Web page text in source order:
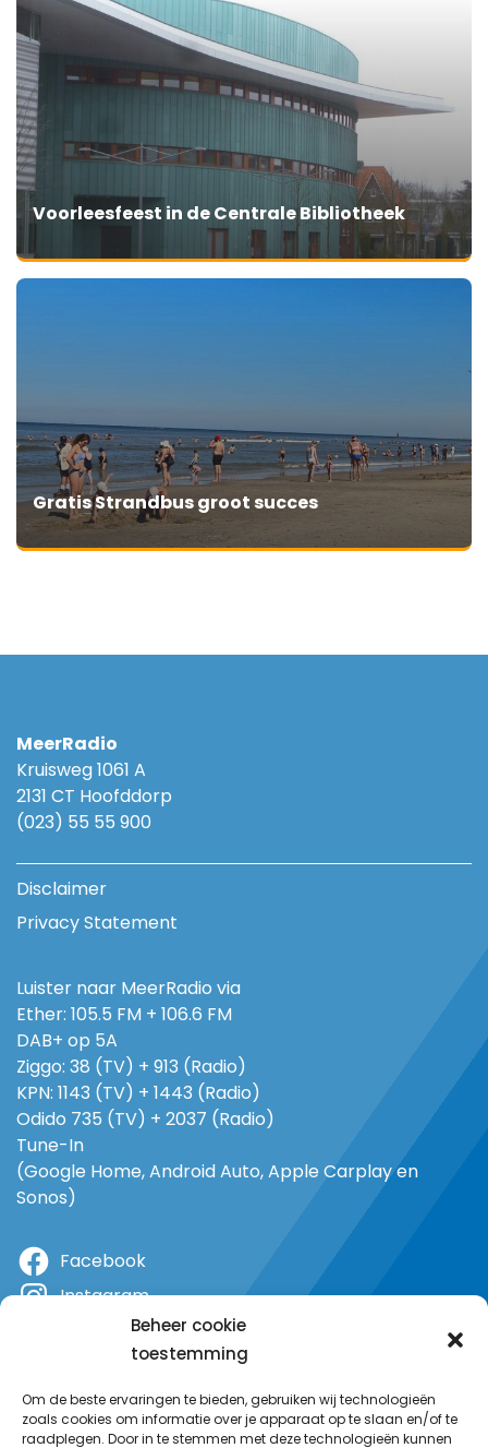
Beheer cookie
toestemming
Om de beste ervaringen te bieden, gebruiken wij technologieën
zoals cookies om informatie over je apparaat op te slaan en/of te
raadplegen. Door in te stemmen met deze technologieën kunnen
Voorleesfeest in de Centrale Bibliotheek
Gratis Strandbus groot succes
MeerRadio
Kruisweg 1061 A
2131 CT Hoofddorp
(023) 55 55 900
Disclaimer
Privacy Statement
Luister naar MeerRadio via
Ether: 105.5 FM + 106.6 FM
DAB+ op 5A
Ziggo: 38 (TV) + 913 (Radio)
KPN: 1143 (TV) + 1443 (Radio)
Odido 735 (TV) + 2037 (Radio)
Tune-In
(Google Home, Android Auto, Apple Carplay en
Sonos)
Facebook
Instagram
YouTube